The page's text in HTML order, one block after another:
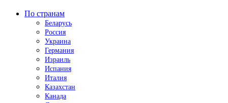
По странам
Беларусь
Россия
Украина
Германия
Израиль
Испания
Италия
Казахстан
Канада